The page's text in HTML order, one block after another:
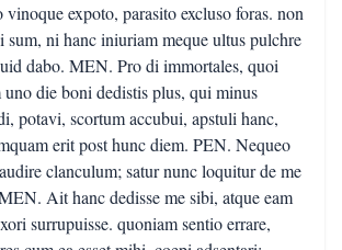
expoto, parasito excluso foras. non
sum, ni hanc iniuriam meque ultus pulchre
dabo. MEN. Pro di immortales, quoi
die boni dedistis plus, qui minus
potavi, scortum accubui, apstuli hanc,
erit post hunc diem. PEN. Nequeo
clanculum; satur nunc loquitur de me
Ait hanc dedisse me sibi, atque eam
surrupuisse. quoniam sentio errare,